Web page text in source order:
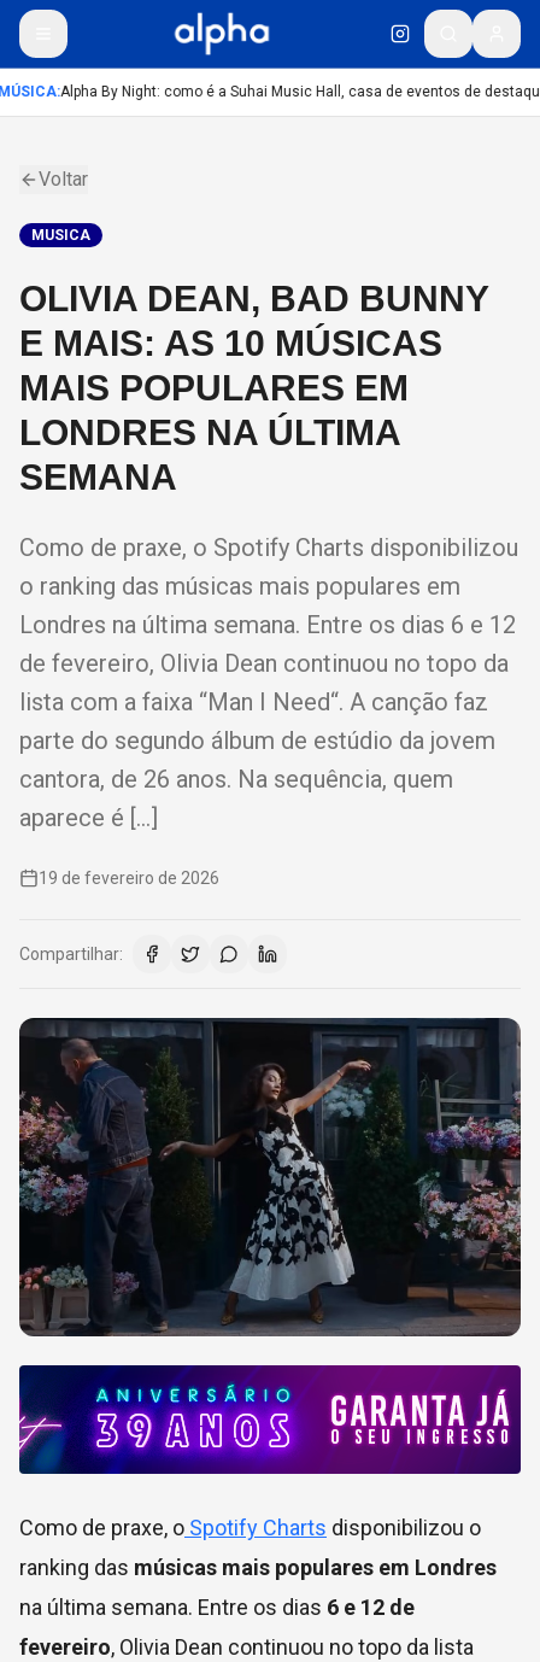
:Alpha By Night: como é a Suhai Music Hall, casa de eventos de
Voltar
MUSICA
OLIVIA DEAN, BAD BUNNY
E MAIS: AS 10 MÚSICAS
MAIS POPULARES EM
LONDRES NA ÚLTIMA
SEMANA
Como de praxe, o Spotify Charts disponibilizou
o ranking das músicas mais populares em
Londres na última semana. Entre os dias 6 e 12
de fevereiro, Olivia Dean continuou no topo da
lista com a faixa “Man I Need“. A canção faz
parte do segundo álbum de estúdio da jovem
cantora, de 26 anos. Na sequência, quem
aparece é […]
19 de fevereiro de 2026
Compartilhar:
Como de praxe, o Spotify Charts disponibilizou o
ranking das músicas mais populares em Londres
na última semana. Entre os dias 6 e 12 de
fevereiro, Olivia Dean continuou no topo da lista